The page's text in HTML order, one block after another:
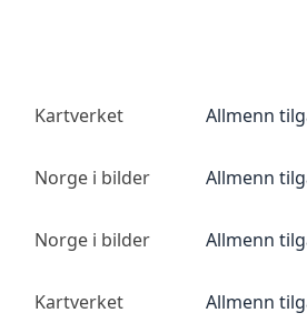
Kartverket Allmenn
Norge i bilder Allmenn
Norge i bilder Allmenn
Kartverket Allmenn